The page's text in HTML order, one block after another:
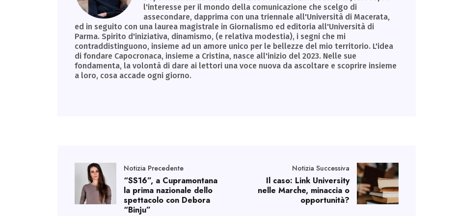
l'interesse per il mondo della comunicazione che scelgo di
assecondare, dapprima con una triennale all'Università di Macerata,
ed in seguito con una laurea magistrale in Giornalismo ed editoria all'Università di
Parma. Spirito d'iniziativa, dinamismo, (e relativa modestia), i segni che mi
contraddistinguono, insieme ad un amore unico per le bellezze del mio territorio. L'idea
di fondare Capocronaca, insieme a Cristina, nasce all'inizio del 2023. Nelle sue
fondamenta, la volontà di dare ai lettori una voce nuova da ascoltare e scoprire insieme
a loro, cosa accade ogni giorno.
Notizia Precedente
“SS16”, a Cupramontana
la prima nazionale dello
spettacolo con Debora
“Binju”
Notizia Successiva
Il caso: Link University
nelle Marche, minaccia o
opportunità?